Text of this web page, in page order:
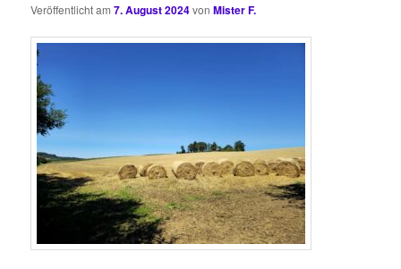
Veröffentlicht am7. August 2024vonMister F.